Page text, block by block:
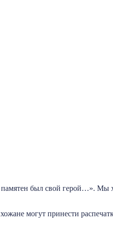
был свой герой…».
могут принести